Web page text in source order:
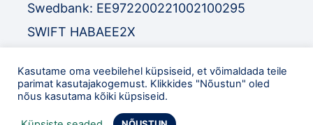
Swedbank: EE972200221002100295
SWIFT HABAEE2X
SWIFT EEUHEE2X
TEL:+372 52 32 977
Kasutame oma veebilehel küpsiseid, et võimaldada teile
parimat kasutajakogemust. Klikkides "Nõustun" oled
nõus kasutama kõiki küpsiseid.